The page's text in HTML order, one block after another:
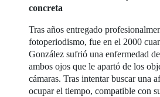
concreta
Tras años entregado
fotoperiodismo, fue en el 2000
González sufrió una enfermedad
ambos ojos que le apartó de los
cámaras. Tras intentar buscar una
ocupar el tiempo, compatible con